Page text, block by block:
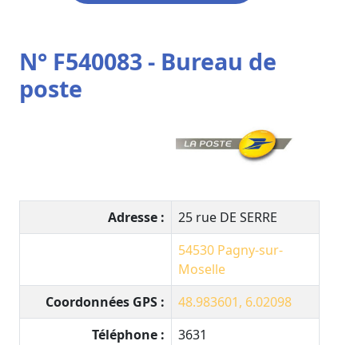
N° F540083 - Bureau de
poste
Adresse :
25 rue DE SERRE
54530 Pagny-sur-
Moselle
Coordonnées GPS :
48.983601, 6.02098
Téléphone :
3631